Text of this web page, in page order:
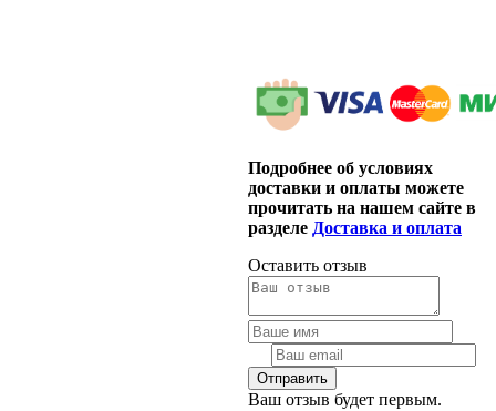
Подробнее об условиях
доставки и оплаты можете
прочитать на нашем сайте в
разделе Доставка и оплата
Оставить отзыв
Ваш отзыв будет первым.